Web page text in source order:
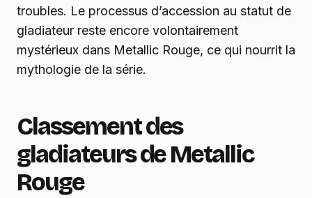
troubles. Le processus d’accession au statut de
gladiateur reste encore volontairement
mystérieux dans Metallic Rouge, ce qui nourrit la
mythologie de la série.
Classement des
gladiateurs de Metallic
Rouge